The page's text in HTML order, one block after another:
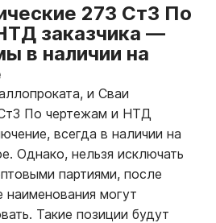
273 Ст3 По
заказчика —
в наличии на
и Сваи
По чертежам и НТД
всегда в наличии на
Однако, нельзя исключать
партиями, после
могут
Такие позиции будут